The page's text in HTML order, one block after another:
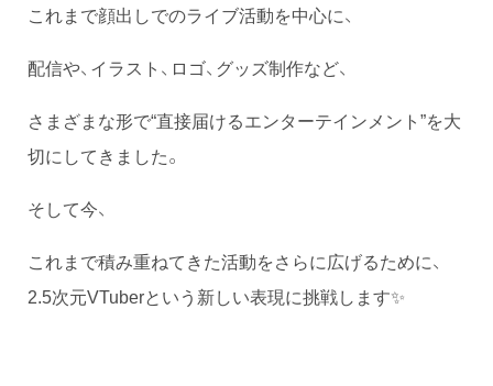
これまで顔出しでのライブ活動を中心に、
配信や、イラスト、ロゴ、グッズ制作など、
さまざまな形で“直接届けるエンターテインメント”を大
切にしてきました。
そして今、
これまで積み重ねてきた活動をさらに広げるために、
2.5次元VTuberという新しい表現に挑戦します✨️